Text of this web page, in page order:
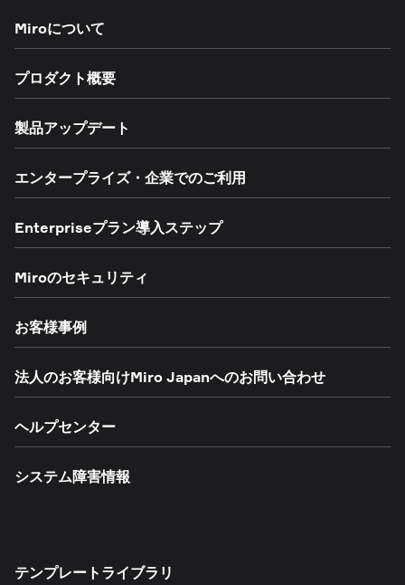
Miroについて
プロダクト概要
製品アップデート
エンタープライズ・企業でのご利用
Enterpriseプラン導入ステップ
Miroのセキュリティ
お客様事例
法人のお客様向けMiro Japanへのお問い合わせ
ヘルプセンター
システム障害情報
テンプレートライブラリ